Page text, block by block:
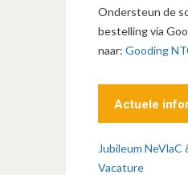
Ondersteun de
bestelling via
naar: Gooding
Actuele
Jubileum NeVlaC
Vacature